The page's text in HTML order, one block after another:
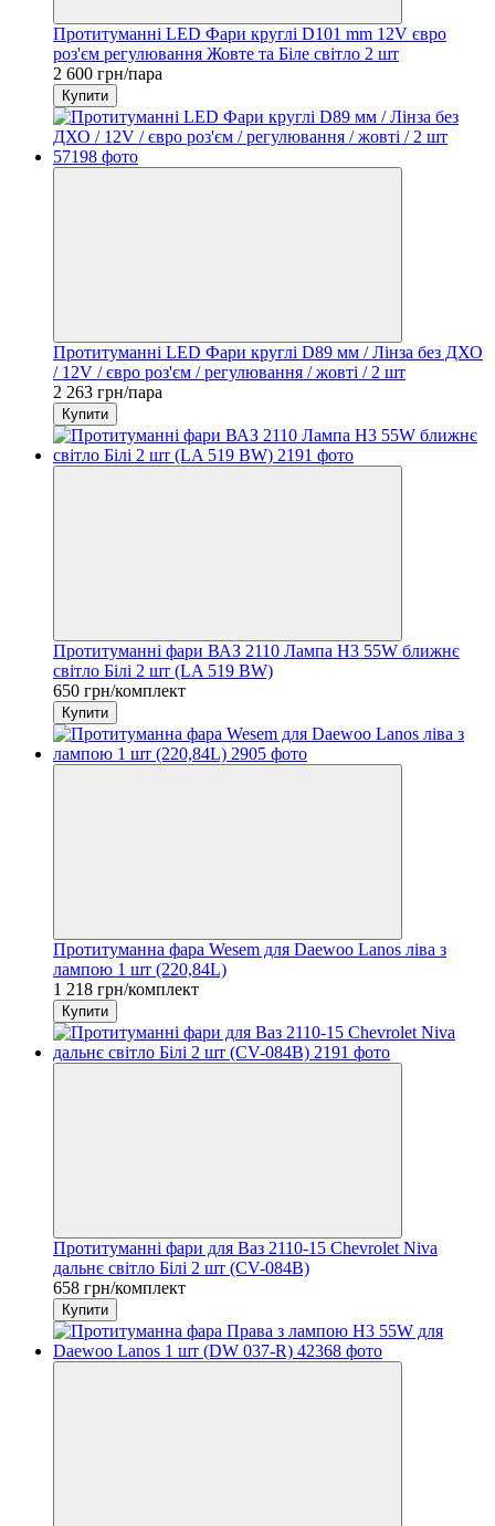
Протитуманні LED Фари круглі D101 mm 12V євро
роз'єм регулювання Жовте та Біле світло 2 шт
2 600 грн/пара
Купити
Протитуманні LED Фари круглі D89 мм / Лінза без ДХО
/ 12V / євро роз'єм / регулювання / жовті / 2 шт
2 263 грн/пара
Купити
Протитуманні фари ВАЗ 2110 Лампа H3 55W ближнє
світло Білі 2 шт (LA 519 BW)
650 грн/комплект
Купити
Протитуманна фара Wesem для Daewoo Lanos ліва з
лампою 1 шт (220,84L)
1 218 грн/комплект
Купити
Протитуманні фари для Ваз 2110-15 Chevrolet Niva
дальнє світло Білі 2 шт (CV-084B)
658 грн/комплект
Купити